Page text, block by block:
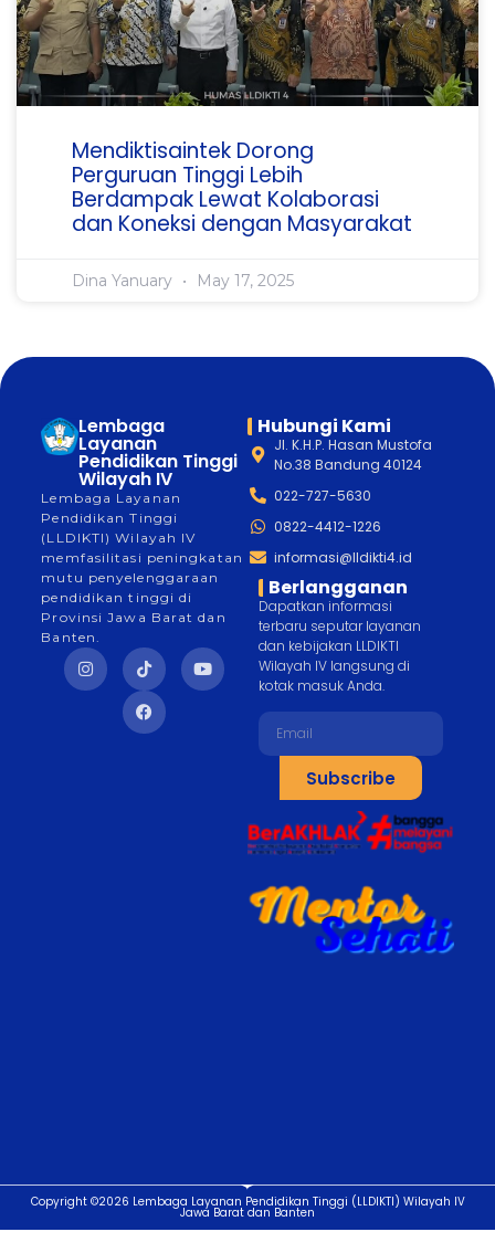
Mendiktisaintek Dorong
Perguruan Tinggi Lebih
Berdampak Lewat Kolaborasi
dan Koneksi dengan Masyarakat
Dina Yanuary May 17, 2025
Lembaga
Layanan
Pendidikan Tinggi
Wilayah IV
Lembaga Layanan
Pendidikan Tinggi
(LLDIKTI) Wilayah IV
memfasilitasi peningkatan
mutu penyelenggaraan
pendidikan tinggi di
Provinsi Jawa Barat dan
Banten.
Hubungi Kami
Jl. K.H.P. Hasan Mustofa
No.38 Bandung 40124
022-727-5630
0822-4412-1226
informasi@lldikti4.id
Berlangganan
Dapatkan informasi
terbaru seputar layanan
dan kebijakan LLDIKTI
Wilayah IV langsung di
kotak masuk Anda.
Subscribe
Copyright ©2026 Lembaga Layanan Pendidikan Tinggi (LLDIKTI) Wilayah IV
Jawa Barat dan Banten